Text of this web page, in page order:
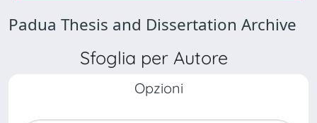
Padua Thesis and Dissertation Archive
Sfoglia per Autore
Opzioni